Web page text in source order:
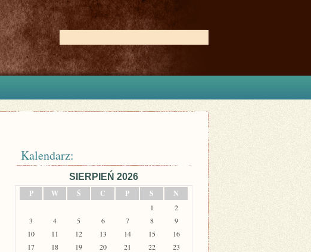
Kalendarz:
SIERPIEŃ 2026
P
W Ś C P S N
1
2
3
4 5 6 7 8
9
10
11 12 13 14 15
16
17
18 19 20 21 22
23